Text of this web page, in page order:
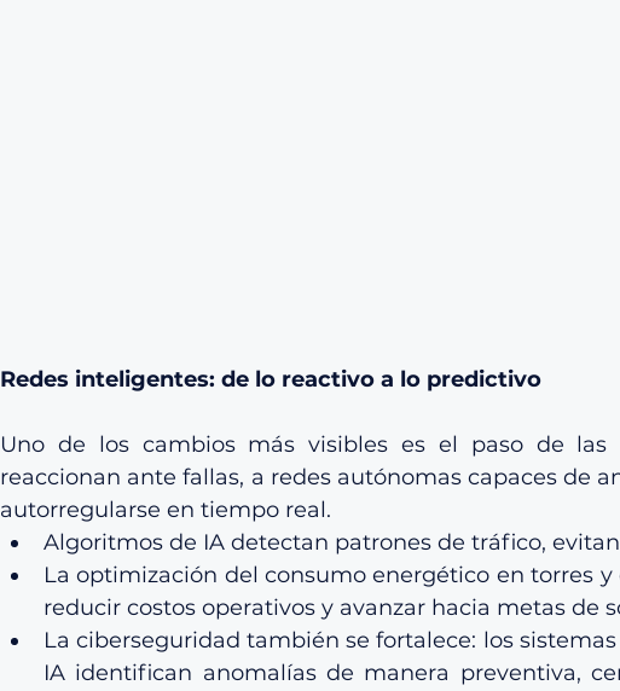
Redes inteligentes: de lo reactivo a lo predictivo
Uno de los cambios más visibles es el paso de las
reaccionan ante fallas, a redes autónomas capaces de
autorregularse en tiempo real.
Algoritmos de IA detectan patrones de tráfico,
La optimización del consumo energético en torres
reducir costos operativos y avanzar hacia metas de
La ciberseguridad también se fortalece: los
IA identifican anomalías de manera preventiva,